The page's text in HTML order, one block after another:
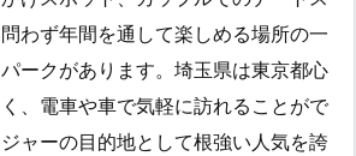
わず年間を通して楽しめる場所の一
ークがあります。埼玉県は東京都心
、電車や車で気軽に訪れることがで
ャーの目的地として根強い人気を誇